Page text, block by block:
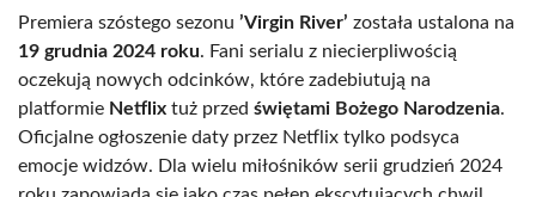
Premiera szóstego sezonu ’Virgin River’ została ustalona na
19 grudnia 2024 roku. Fani serialu z niecierpliwością
oczekują nowych odcinków, które zadebiutują na
platformie Netflix tuż przed świętami Bożego Narodzenia.
Oficjalne ogłoszenie daty przez Netflix tylko podsyca
emocje widzów. Dla wielu miłośników serii grudzień 2024